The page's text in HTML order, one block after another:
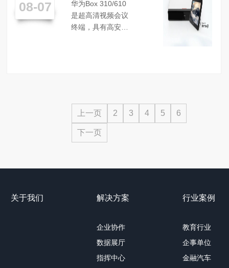
08-07
310/610
视频会议
华为Box 310/610
是超高清视频会议
终端，具有高安全
100M，4K超高清，
超强音频算法，无
线投屏，超高清视
频会议，听得清听
受“线”制，视频30%
强网络适应性，
上一页 2 3 4 5 6
下一页
关于我们 解决方案
企业协作
数据展厅
指挥中心
行业案例
教育行业
企事单位
金融汽车